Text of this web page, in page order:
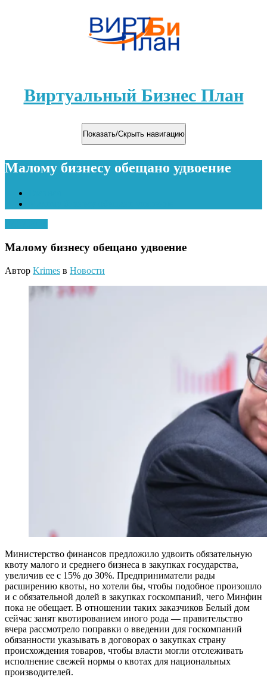
Виртуальный Бизнес План
Показать/Скрыть навигацию
Малому бизнесу обещано удвоение
Малому бизнесу обещано удвоение
Автор Krimes в Новости
Министерство финансов предложило удвоить обязательную
квоту малого и среднего бизнеса в закупках государства,
увеличив ее с 15% до 30%. Предприниматели рады
расширению квоты, но хотели бы, чтобы подобное произошло
и с обязательной долей в закупках госкомпаний, чего Минфин
пока не обещает. В отношении таких заказчиков Белый дом
сейчас занят квотированием иного рода — правительство
вчера рассмотрело поправки о введении для госкомпаний
обязанности указывать в договорах о закупках страну
происхождения товаров, чтобы власти могли отслеживать
исполнение свежей нормы о квотах для национальных
производителей.